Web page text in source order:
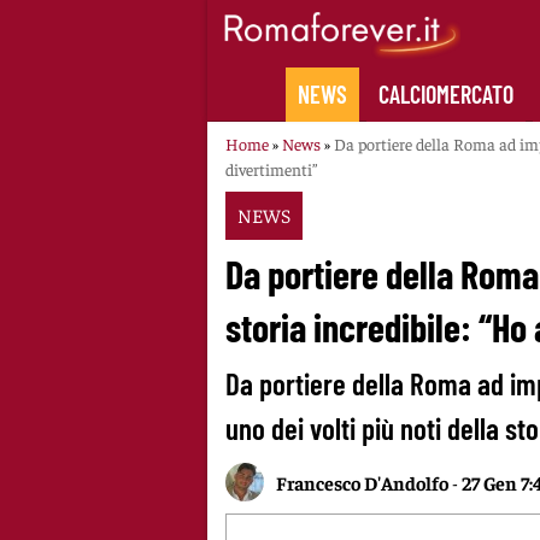
NEWS CALCIOMERCATO
Home» News» Da portiere della Roma ad
divertimenti”
NEWS
Da portiere della
storia incredibile:
Da portiere della Roma ad
uno dei volti più noti della
Francesco D'Andolfo-27 Gen